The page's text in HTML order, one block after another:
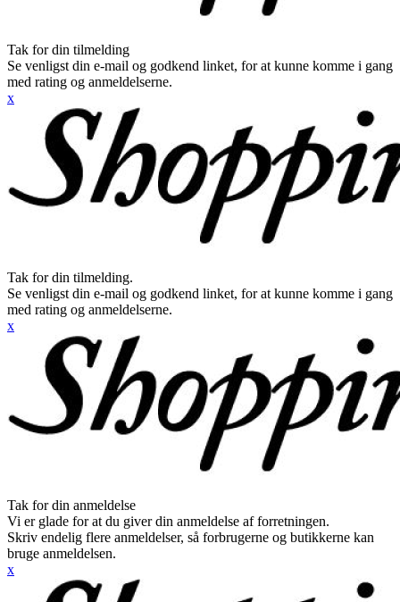
Tak for din tilmelding
Se venligst din e-mail og godkend linket, for at kunne komme i gang
med rating og anmeldelserne.
x
Tak for din tilmelding.
Se venligst din e-mail og godkend linket, for at kunne komme i gang
med rating og anmeldelserne.
x
Tak for din anmeldelse
Vi er glade for at du giver din anmeldelse af forretningen.
Skriv endelig flere anmeldelser, så forbrugerne og butikkerne kan
bruge anmeldelsen.
x